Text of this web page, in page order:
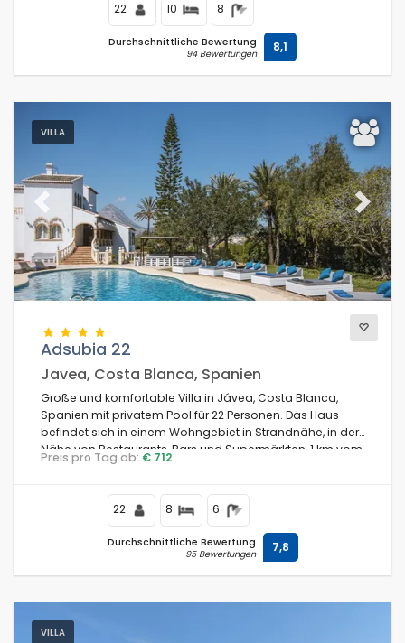
Weitere Kategorien
Zuletzt aufgerufen (0)
Neuheiten
Am besten bewertete (90)
Luxusimmobilien
Wochenende (1)
Des monats (16)
Für die Familie (96)
Für Paare (0)
In Strandnähe (13)
Am Golfplätze in (0)
Am Skigebiet
Im Stadtgebiet
ländlicher Umgebung (12)
Halbpension (0)
Spezielle Ermäßigungen
22 10 8
Durchschnittliche Bewertung
94 Bewertungen 8,1
VILLA
Previous Next
Adsubia 22
Javea, Costa Blanca, Spanien
Große und komfortable Villa in Jávea, Costa Blanca,
Spanien mit privatem Pool für 22 Personen. Das Haus
befindet sich in einem Wohngebiet in Strandnähe, in der
Nähe von Restaurants, Bars und Supermärkten, 1 km vom
Strand El Arenal, Jávea, und 1 km vom Mittelmeer, Jávea,
Preis pro Tag ab: € 712
22 8 6
Durchschnittliche Bewertung
95 Bewertungen 7,8
VILLA